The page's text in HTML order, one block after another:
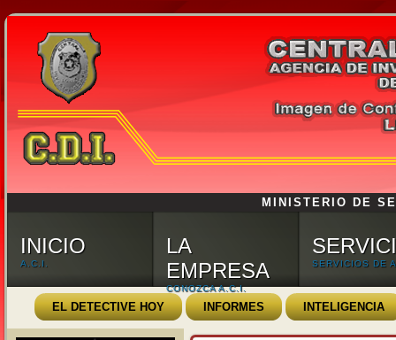
MINISTERIO DE
INICIO
A.C.I.
LA
EMPRESA
CONOZCA A.C.I.
SERVICIOS DE
EL DETECTIVE HOY INFORMES INTELIGENCIA